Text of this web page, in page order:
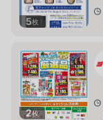
5枚
2枚